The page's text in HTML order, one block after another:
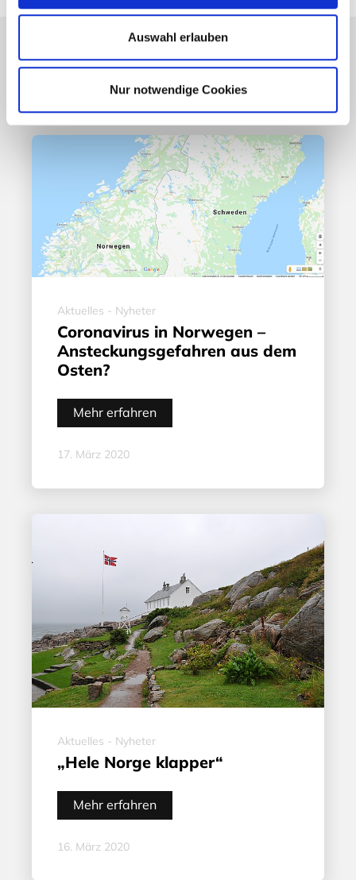
Auswahl erlauben
Nur notwendige Cookies
Lesetipps
UNSERE EMPFEHLUNGEN
Aktuelles - Nyheter
Coronavirus in Norwegen –
Ansteckungsgefahren aus dem
Osten?
Mehr erfahren
17. März 2020
Aktuelles - Nyheter
„Hele Norge klapper“
Mehr erfahren
16. März 2020